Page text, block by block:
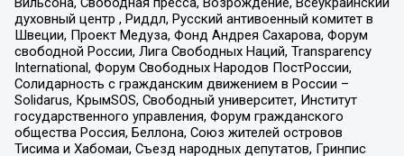
духовный центр , Риддл, Русский антивоенный комитет в
Швеции, Проект Медуза, Фонд Андрея Сахарова, Форум
свободной России, Лига Свободных Наций, Transparеncy
International, Форум Свободных Народов ПостРоссии,
Солидарность с гражданским движением в России –
Solidarus, КрымSOS, Свободный университет, Институт
государственного управления, Форум гражданского
общества Россия, Беллона, Союз жителей островов
Тисима и Хабомаи, Съезд народных депутатов, Гринпис